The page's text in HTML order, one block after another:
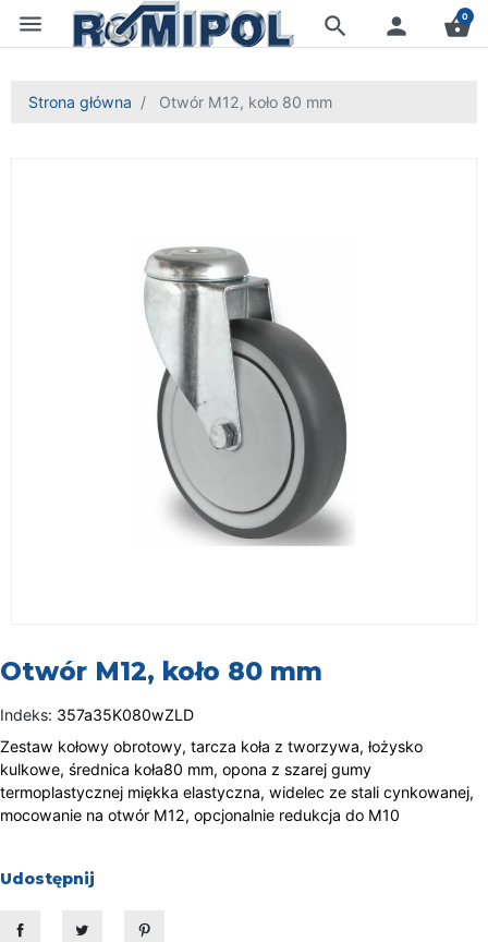
menu search person shopping_basket
0
Strona główna Otwór M12, koło 80 mm
Otwór M12, koło 80 mm
Indeks: 357a35K080wZLD
Zestaw kołowy obrotowy, tarcza koła z tworzywa, łożysko
kulkowe, średnica koła80 mm, opona z szarej gumy
termoplastycznej miękka elastyczna, widelec ze stali cynkowanej,
mocowanie na otwór M12, opcjonalnie redukcja do M10
Udostępnij